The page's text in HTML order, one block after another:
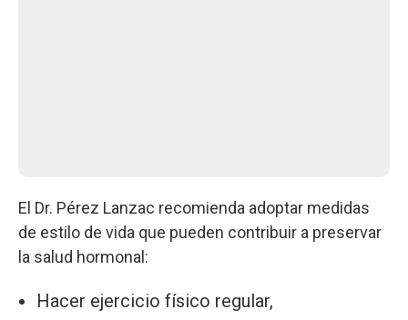
El Dr. Pérez Lanzac recomienda adoptar medidas
de estilo de vida que pueden contribuir a preservar
la salud hormonal:
Hacer ejercicio físico regular,